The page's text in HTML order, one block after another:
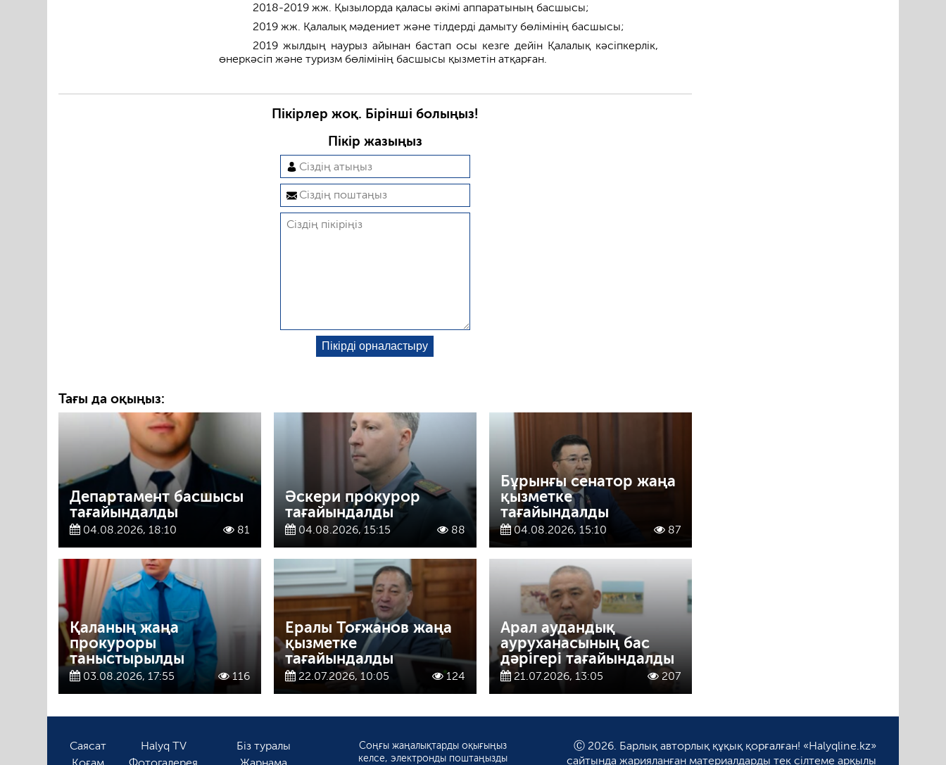
2018-2019 жж. Қызылорда қаласы әкімі аппаратының басшысы;
2019 жж. Қалалық мәдениет және тілдерді дамыту бөлімінің басшысы;
2019 жылдың наурыз айынан бастап осы кезге дейін Қалалық кәсіпкерлік,
өнеркәсіп және туризм бөлімінің басшысы қызметін атқарған.
Пікірлер жоқ. Бірінші болыңыз!
Пікір жазыңыз
Тағы да оқыңыз:
Департамент басшысы
тағайындалды
04.08.2026, 18:10 81
Әскери прокурор
тағайындалды
04.08.2026, 15:15 88
Бұрынғы сенатор жаңа
қызметке
тағайындалды
04.08.2026, 15:10 87
Қаланың жаңа
прокуроры
таныстырылды
03.08.2026, 17:55 116
Ералы Тоғжанов жаңа
қызметке
тағайындалды
22.07.2026, 10:05 124
Арал аудандық
ауруханасының бас
дәрігері тағайындалды
21.07.2026, 13:05 207
Саясат
Halyq TV
Біз туралы
Соңғы жаңалықтарды оқығыңыз
келсе, электронды поштаңызды
Ⓒ 2026. Барлық авторлық құқық қорғалған! «Halyqline.kz»
сайтында жарияланған материалдарды тек сілтеме арқылы